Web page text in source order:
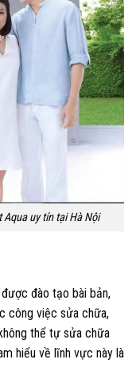
uy tín tại Hà Nội
đào tạo bài bản,
công việc sửa chữa,
thể tự sửa chữa
hiểu về lĩnh vực này là